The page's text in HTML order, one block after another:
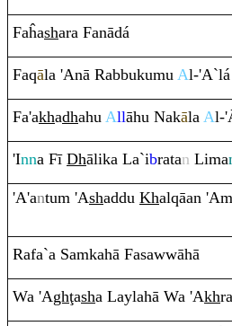
Faĥashara Fanādá
Faqāla 'Anā Rabbukumu Al-'A`lá
Fa'akhadhahu Allāhu Nakāla Al-
'Inna Fī Dhālika La`ibratan Lima
'A'antum 'Ashaddu Khalqāan
Rafa`a Samkahā Fasawwāhā
Wa 'Aghţasha Laylahā Wa 'Akhra